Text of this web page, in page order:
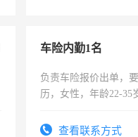
车险内勤1名
负责车险报价出单，
历，女性，年龄22-35
试用期1-3个月，转正
查看联系方式